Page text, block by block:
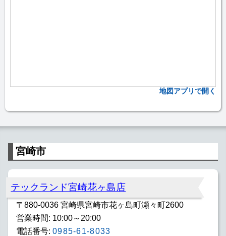
地図アプリで開く
宮崎市
テックランド宮崎花ヶ島店
〒880-0036 宮崎県宮崎市花ヶ島町瀬々町2600
営業時間: 10:00～20:00
電話番号: 0985-61-8033